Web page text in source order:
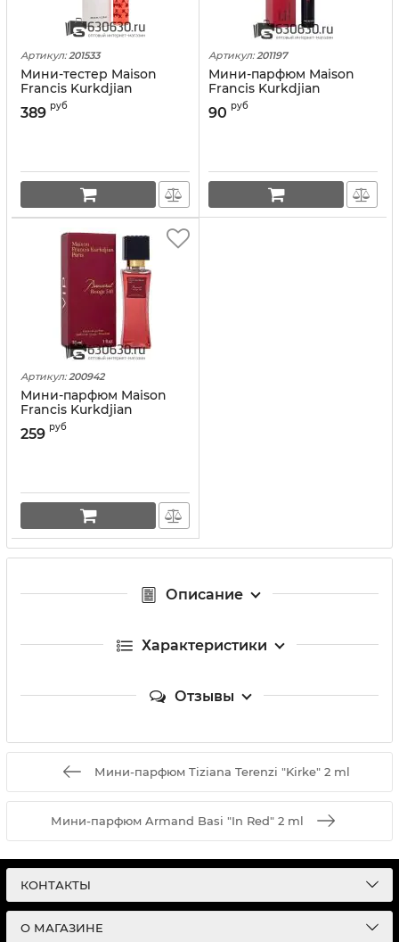
Артикул: 201533
Мини-тестер Maison
Francis Kurkdjian
"Baccarat Rouge 540
Extrait" 35 ml (в тубе)
389 руб
Артикул: 201197
Мини-парфюм Maison
Francis Kurkdjian
"Baccarat Rouge 540
Extrait" 6 ml
90 руб
Артикул: 200942
Мини-парфюм Maison
Francis Kurkdjian
"Baccarat Rouge 540
Extrait" 32 ml
259 руб
Описание
Характеристики
Отзывы
Мини-парфюм Tiziana Terenzi "Kirke" 2 ml
Мини-парфюм Armand Basi "In Red" 2 ml
КОНТАКТЫ
О МАГАЗИНЕ